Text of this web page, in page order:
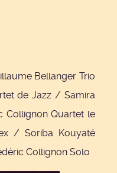
Bellanger Trio
de Jazz / Samira
Collignon Quartet le
/ Soriba Kouyaté
Collignon Solo